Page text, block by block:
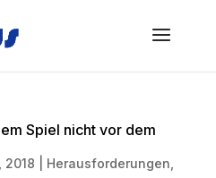
Spiel nicht vor dem
2018 Herausforderungen